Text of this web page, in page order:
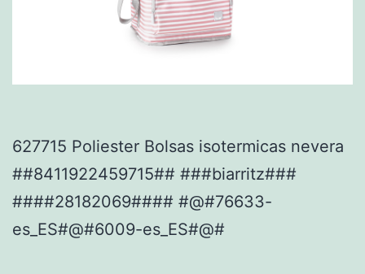
627715 Poliester Bolsas isotermicas nevera
##8411922459715## ###biarritz###
####28182069#### #@#76633-
es_ES#@#6009-es_ES#@#